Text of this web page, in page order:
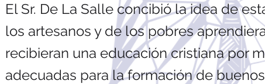
El Sr. De La Salle concibió la idea de
los artesanos y de los pobres
recibieran una educación cristiana por
adecuadas para la formación de